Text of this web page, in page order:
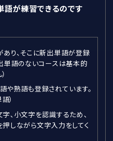
語が練習できるのです
あり、そこに新出単語が登録
単語のないコースは基本的
や熟語も登録されています。
）
、小文字を認識するため、
しながら文字入力をしてく